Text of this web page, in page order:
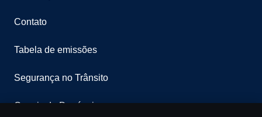
Contato
Tabela de emissões
Segurança no Trânsito
Canais de Denúncia